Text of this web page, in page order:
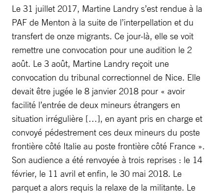
Le 31 juillet 2017, Martine Landry s’est rendue à la
PAF de Menton à la suite de l’interpellation et du
transfert de onze migrants. Ce jour-là, elle se voit
remettre une convocation pour une audition le 2
août. Le 3 août, Martine Landry reçoit une
convocation du tribunal correctionnel de Nice. Elle
devait être jugée le 8 janvier 2018 pour « avoir
facilité l’entrée de deux mineurs étrangers en
situation irrégulière […], en ayant pris en charge et
convoyé pédestrement ces deux mineurs du poste
frontière côté Italie au poste frontière côté France ».
Son audience a été renvoyée à trois reprises : le 14
février, le 11 avril et enfin, le 30 mai 2018. Le
parquet a alors requis la relaxe de la militante. Le